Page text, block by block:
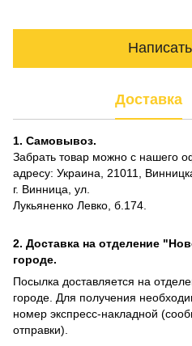
Доставка
1. Самовывоз.
Забрать товар можно с нашего
адресу: Украина, 21011,
г. Винница, ул.
Лукьяненко Левко, б.174.
2. Доставка на отделение
городе.
Посылка доставляется на
городе. Для получения
номер экспресс-накладной
отправки).